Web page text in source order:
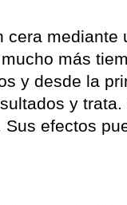
mediante
más
y desde la
y
efectos